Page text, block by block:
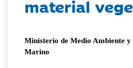
material
Ministerio de Medio Ambiente
Marino